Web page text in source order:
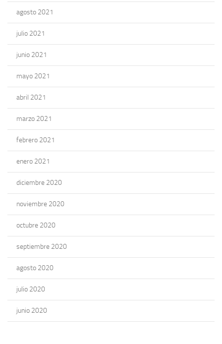
agosto 2021
julio 2021
junio 2021
mayo 2021
abril 2021
marzo 2021
febrero 2021
enero 2021
diciembre 2020
noviembre 2020
octubre 2020
septiembre 2020
agosto 2020
julio 2020
junio 2020